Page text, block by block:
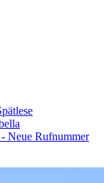
Neue Rufnummer